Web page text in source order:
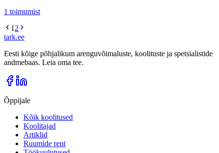
1 toimumist
1 2
tark.ee
Eesti kõige põhjalikum arenguvõimaluste, koolituste ja spetsialistide
andmebaas. Leia oma tee.
Õppijale
Kõik koolitused
Koolitajad
Artiklid
Ruumide rent